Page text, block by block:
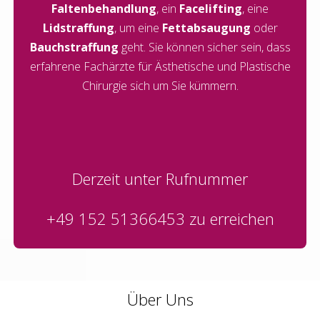
Faltenbehandlung, ein Facelifting, eine
Lidstraffung, um eine Fettabsaugung oder
Bauchstraffung geht. Sie können sicher sein, dass
erfahrene Fachärzte für Ästhetische und Plastische
Chirurgie sich um Sie kümmern.
Derzeit unter Rufnummer
+49 152 51366453 zu erreichen
Über Uns